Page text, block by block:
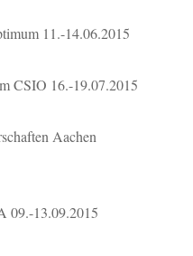
11.-14.06.2015
CSIO 16.-19.07.2015
Aachen
09.-13.09.2015